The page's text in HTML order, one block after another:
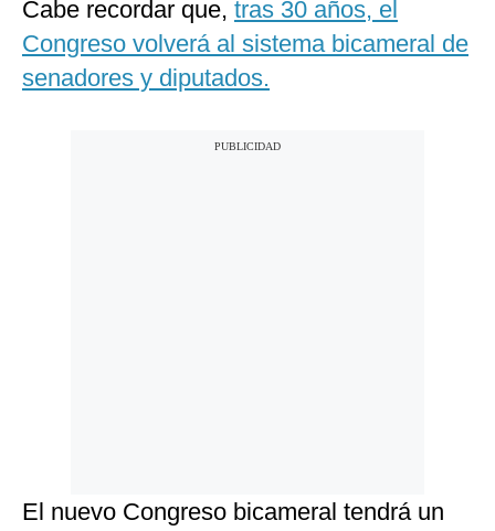
Cabe recordar que, tras 30 años, el
Congreso volverá al sistema bicameral de
senadores y diputados.
El nuevo Congreso bicameral tendrá un